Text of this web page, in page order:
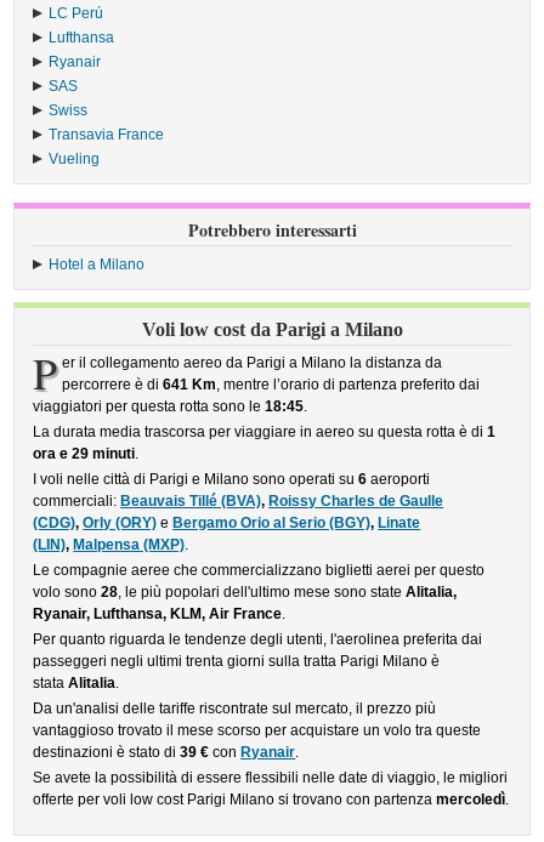
LC Perú
Lufthansa
Ryanair
SAS
Swiss
Transavia France
Vueling
Potrebbero interessarti
Hotel a Milano
Voli low cost da Parigi a Milano
P er il collegamento aereo da Parigi a Milano la distanza da
percorrere è di 641 Km, mentre l’orario di partenza preferito dai
viaggiatori per questa rotta sono le18:45.
La durata media trascorsa per viaggiare in aereo su questa rotta è di1
ora e 29 minuti.
I voli nelle città di Parigi e Milano sono operati su6 aeroporti
commerciali: Beauvais Tillé (BVA), Roissy Charles de Gaulle
(CDG),Orly (ORY) e Bergamo Orio al Serio (BGY), Linate
(LIN), Malpensa (MXP).
Le compagnie aeree che commercializzano biglietti aerei per questo
volo sono28, le più popolari dell'ultimo mese sono stateAlitalia,
Ryanair, Lufthansa, KLM, Air France.
Per quanto riguarda le tendenze degli utenti, l'aerolinea preferita dai
passeggeri negli ultimi trenta giorni sulla tratta Parigi Milano è
stataAlitalia.
Da un'analisi delle tariffe riscontrate sul mercato, il prezzo più
vantaggioso trovato il mese scorso per acquistare un volo tra queste
destinazioni è stato di39 € con Ryanair.
Se avete la possibilità di essere flessibili nelle date di viaggio, le migliori
offerte per voli low cost Parigi Milano si trovano con partenzamercoledì.